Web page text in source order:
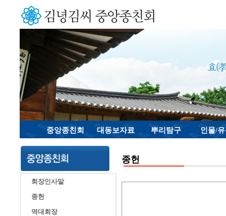
중앙종친회 대동보자료 뿌리탐구 인물/
회장인사말
종헌
역대회장
종헌